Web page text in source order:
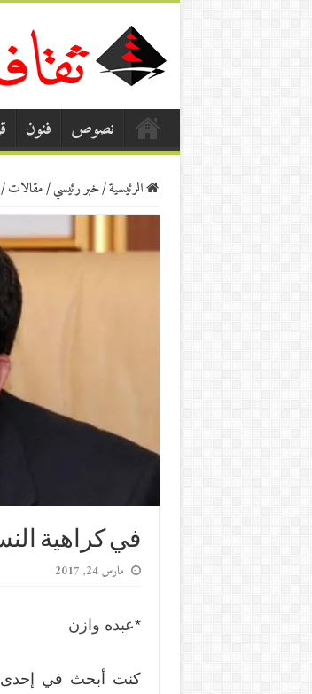
نصوص فنون
الرئيسية/خبر رئيسي/مقالات/
في كراهية
مارس 24, 2017
*عبده وازن
كنت أبحث في إحدى